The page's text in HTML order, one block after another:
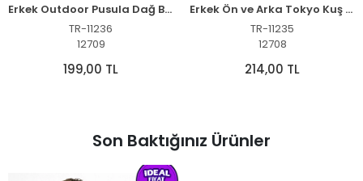
Erkek Outdoor Pusula Dağ Baskılı Kısa Kollu Oversize T-Shirt - Siyah
TR-11236
12709
199,00 TL
Erkek Ön ve Arka Tokyo Kuş Çiçek Baskılı Oversize T-Shirt - Ekru
TR-11235
12708
214,00 TL
Son Baktığınız Ürünler